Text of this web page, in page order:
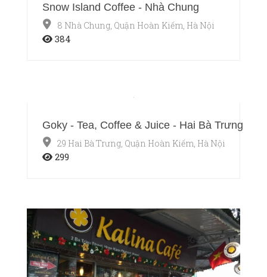
Snow Island Coffee - Nhà Chung
8 Nhà Chung, Quận Hoàn Kiếm, Hà Nội
384
Goky - Tea, Coffee & Juice - Hai Bà Trưng
29 Hai Bà Trưng, Quận Hoàn Kiếm, Hà Nội
299